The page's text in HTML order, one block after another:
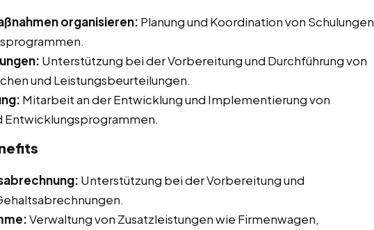
organisieren: Planung und Koordination von Schulungen
Unterstützung bei der Vorbereitung und Durchführung von
und Leistungsbeurteilungen.
Mitarbeit an der Entwicklung und Implementierung von
Entwicklungsprogrammen.
Unterstützung bei der Vorbereitung und
Verwaltung von Zusatzleistungen wie Firmenwagen,